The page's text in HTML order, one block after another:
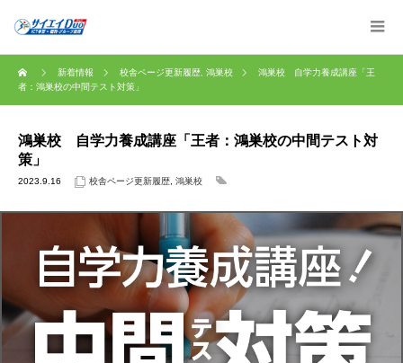
新着情報 校舎ページ更新履歴 鴻巣校
鴻巣校 自学力養成講座「王
者：鴻巣校の中間テスト対策」
鴻巣校 自学力養成講座「王者：鴻巣校の中間テスト対
策」
2023.9.16 校舎ページ更新履歴 鴻巣校